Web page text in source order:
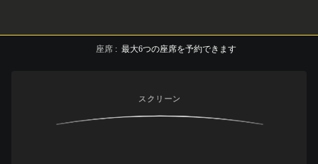
座席 : 最大6つの座席を予約できます
スクリーン